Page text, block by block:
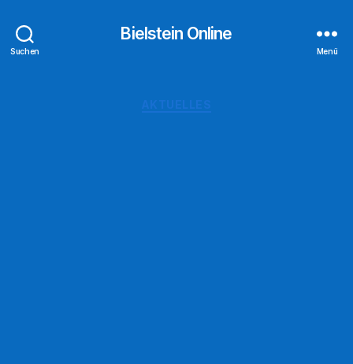
Suchen
Bielstein Online
Menü